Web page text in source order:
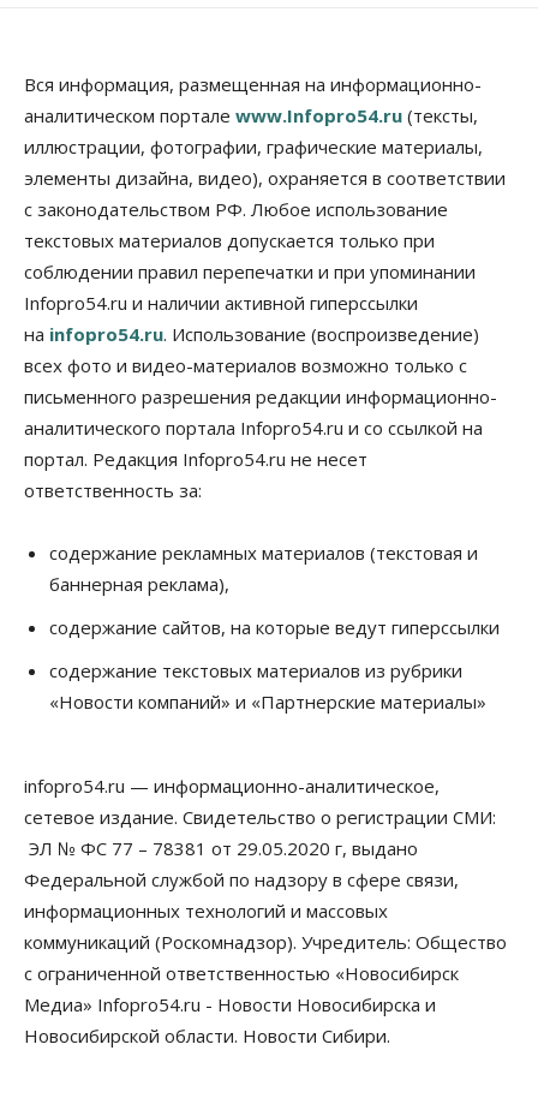
07 Августа 2026, 12:35
Общество
Синоптики рассказали о погоде в Новосибирске
на выходных
07 Августа 2026, 12:00
Жители Новосибирска смогут добровольно
повысить свою пенсию
07 Августа 2026, 11:30
Общество
Деньгами будут распоряжаться дети: в десяти
школах Новосибирской области введут
инициативное бюджетирование
07 Августа 2026, 11:00
заключили под стражу
07 Августа 2026, 10:15
Общество
Новосибирской области, но режима ЧС не будет
07 Августа 2026, 10:00
выстраивают системы защиты от атак БПЛА
07 Августа 2026, 09:00
По «Сибэлектротерму» выдали исполнительные
листы на полмиллиарда рублей
07 Августа 2026, 08:00
Бизнес Власть Медицина Общество
Искусственный интеллект предлагают
привлекать к разработке новых лекарств в
России
Вся информация, размещенная на информационно-
аналитическом портале www.Infopro54.ru (тексты,
иллюстрации, фотографии, графические материалы,
элементы дизайна, видео), охраняется в соответствии
с законодательством РФ. Любое использование
текстовых материалов допускается только при
соблюдении правил перепечатки и при упоминании
Infopro54.ru и наличии активной гиперссылки
на infopro54.ru. Использование (воспроизведение)
всех фото и видео-материалов возможно только с
письменного разрешения редакции информационно-
аналитического портала Infopro54.ru и со ссылкой на
портал. Редакция Infopro54.ru не несет
ответственность за:
содержание рекламных материалов (текстовая и
баннерная реклама),
содержание сайтов, на которые ведут гиперссылки
содержание текстовых материалов из рубрики
«Новости компаний» и «Партнерские материалы»
infopro54.ru — информационно-аналитическое,
сетевое издание. Свидетельство о регистрации СМИ:
ЭЛ № ФС 77 – 78381 от 29.05.2020 г, выдано
Федеральной службой по надзору в сфере связи,
информационных технологий и массовых
коммуникаций (Роскомнадзор). Учредитель: Общество
с ограниченной ответственностью «Новосибирск
Медиа» Infopro54.ru - Новости Новосибирска и
Новосибирской области. Новости Сибири.